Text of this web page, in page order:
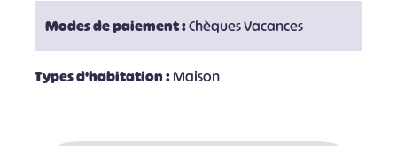
Modes de paiement :Chèques Vacances
Types d'habitation :Maison